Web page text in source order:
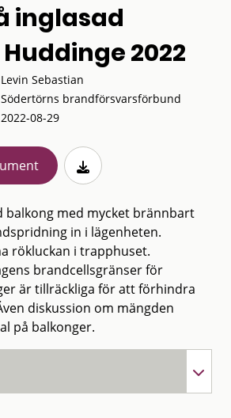
inglasad
2022
Levin Sebastian
Södertörns brandförsvarsförbund
2022-08-29
balkong med mycket brännbart
in i lägenheten.
rökluckan i trapphuset.
brandcellsgränser för
är tillräckliga för att förhindra
diskussion om mängden
på balkonger.